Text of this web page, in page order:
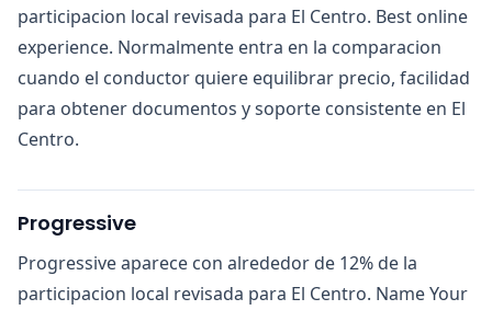
participacion local revisada para El Centro. Best online
experience. Normalmente entra en la comparacion
cuando el conductor quiere equilibrar precio, facilidad
para obtener documentos y soporte consistente en El
Centro.
Progressive
Progressive aparece con alrededor de 12% de la
participacion local revisada para El Centro. Name Your